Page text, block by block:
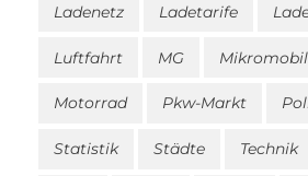
Ladenetz Ladetarife
Luftfahrt MG
Motorrad Pkw-Markt
Statistik Städte Technik